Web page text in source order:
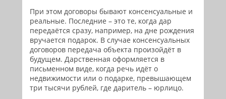
При этом договоры бывают консенсуальные и
реальные. Последние – это те, когда дар
передаётся сразу, например, на дне рождения
вручается подарок. В случае консенсуальных
договоров передача объекта произойдёт в
будущем. Дарственная оформляется в
письменном виде, когда речь идёт о
недвижимости или о подарке, превышающем
три тысячи рублей, где даритель – юрлицо.